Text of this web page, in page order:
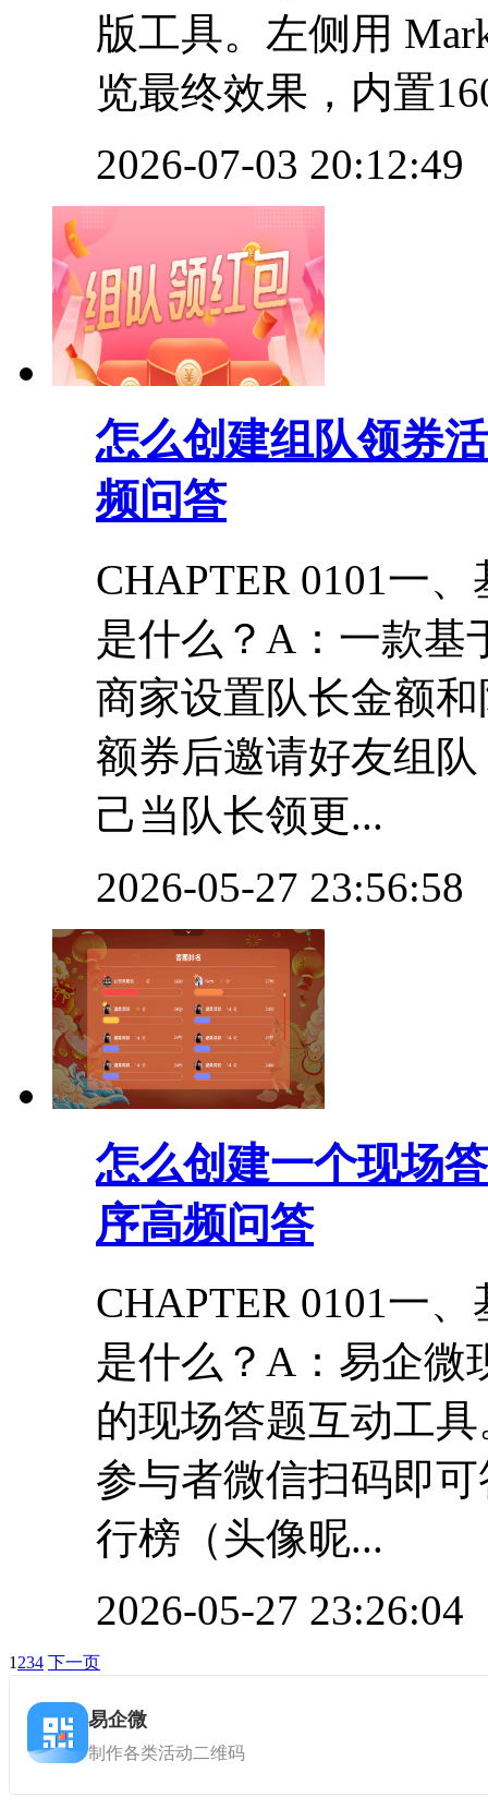
版工具。左侧用
览最终效果，内置
2026-07-03 20:12:49
怎么创建组队领券
频问答
CHAPTER 0101一
是什么？A：一款基
商家设置队长金额
额券后邀请好友组
己当队长领更...
2026-05-27 23:56:58
怎么创建一个现场
序高频问答
CHAPTER 0101一
是什么？A：易企微
的现场答题互动工
参与者微信扫码即
行榜（头像昵...
2026-05-27 23:26:04
1 234 下一页
易企微
制作各类活动二维码